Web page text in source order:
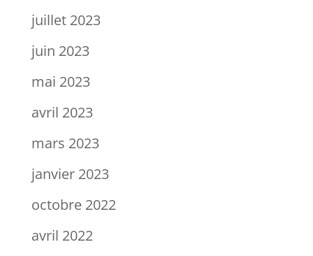
juillet 2023
juin 2023
mai 2023
avril 2023
mars 2023
janvier 2023
octobre 2022
avril 2022